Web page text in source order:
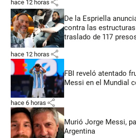
hace 12 horas
De la Espriella
contra las
traslado de 117
hace 12 horas share
FBI reveló atentado
Messi en el Mundial
hace 6 horas share
Murió Jorge Messi,
Argentina